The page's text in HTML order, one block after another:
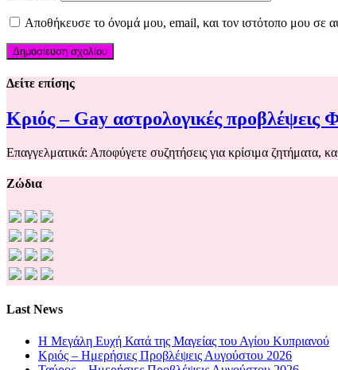
Αποθήκευσε το όνομά μου, email, και τον ιστότοπο μου σε
Δείτε επίσης
Κριός – Gay αστρολογικές προβλέψεις
Επαγγελματικά: Αποφύγετε συζητήσεις για κρίσιμα ζητήματα,
Ζώδια
Last News
Η Μεγάλη Ευχή Κατά της Μαγείας του Αγίου Κυπριανού
Κριός – Ημερήσιες Προβλέψεις Αυγούστου 2026